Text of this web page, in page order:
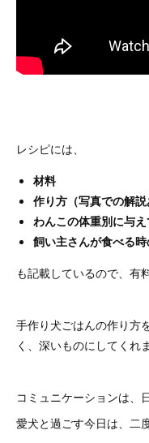
レシピには、
材料
作り方（写真での解説
わんこの体重別に与
飼い主さんが食べる
も記載しているので、有
手作り犬ごはんの作り方
く、深いものにしてくれ
コミュニケーションは、
愛犬と過ごす今日は、二